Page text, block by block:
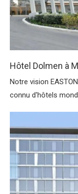
Hôtel Dolmen à
Notre vision
connu d'hôtels